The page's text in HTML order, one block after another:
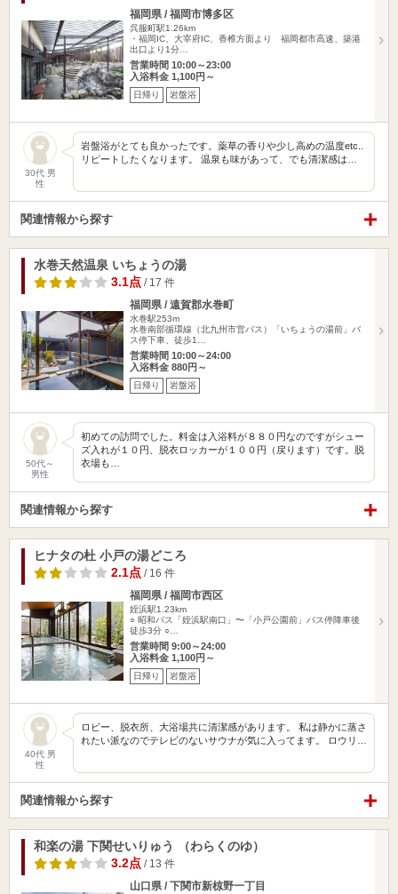
福岡県 / 福岡市博多区
呉服町駅1.26km
・福岡IC、大宰府IC、香椎方面より 福岡都市高速、築港
出口より1分…
営業時間 10:00～23:00
入浴料金 1,100円～
日帰り 岩盤浴
30代 男
性
岩盤浴がとても良かったです。薬草の香りや少し高めの温度etc..
リピートしたくなります。 温泉も味があって、でも清潔感は…
関連情報から探す
水巻天然温泉 いちょうの湯
3.1点 / 17 件
福岡県 / 遠賀郡水巻町
水巻駅253m
水巻南部循環線（北九州市営バス）「いちょうの湯前」バ
ス停下車、徒歩1…
営業時間 10:00～24:00
入浴料金 880円～
日帰り 岩盤浴
50代～
男性
初めての訪問でした。料金は入浴料が８８０円なのですがシュー
ズ入れが１０円、脱衣ロッカーが１００円（戻ります）です。脱
衣場も…
関連情報から探す
ヒナタの杜 小戸の湯どころ
2.1点 / 16 件
福岡県 / 福岡市西区
姪浜駅1.23km
○ 昭和バス「姪浜駅南口」〜「小戸公園前」バス停降車後
徒歩3分 ○…
営業時間 9:00～24:00
入浴料金 1,100円～
日帰り 岩盤浴
40代 男
性
ロビー、脱衣所、大浴場共に清潔感があります。 私は静かに蒸さ
れたい派なのでテレビのないサウナが気に入ってます。 ロウリ…
関連情報から探す
和楽の湯 下関せいりゅう （わらくのゆ）
3.2点 / 13 件
山口県 / 下関市新椋野一丁目